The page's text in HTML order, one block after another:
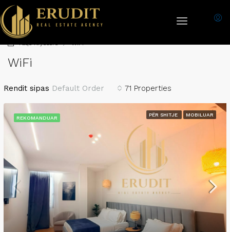
Faqe Kryesore WiFi
WiFi
71 Properties
Rendit sipas Default Order
REKOMANDUAR
PËR SHITJE MOBILUAR